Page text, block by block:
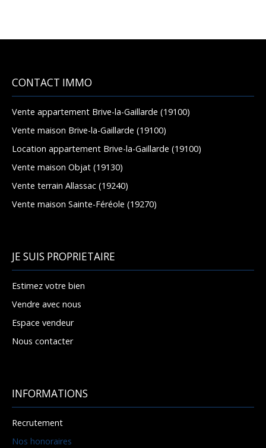
CONTACT IMMO
Vente appartement Brive-la-Gaillarde (19100)
Vente maison Brive-la-Gaillarde (19100)
Location appartement Brive-la-Gaillarde (19100)
Vente maison Objat (19130)
Vente terrain Allassac (19240)
Vente maison Sainte-Féréole (19270)
JE SUIS PROPRIETAIRE
Estimez votre bien
Vendre avec nous
Espace vendeur
Nous contacter
INFORMATIONS
Recrutement
Nos honoraires